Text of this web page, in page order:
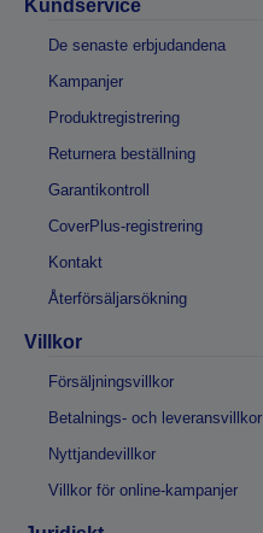
Kundservice
De senaste erbjudandena
Kampanjer
Produktregistrering
Returnera beställning
Garantikontroll
CoverPlus-registrering
Kontakt
Återförsäljarsökning
Villkor
Försäljningsvillkor
Betalnings- och leveransvillkor
Nyttjandevillkor
Villkor för online-kampanjer